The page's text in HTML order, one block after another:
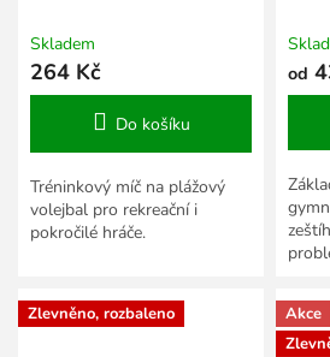
Skladem
264 Kč
Do košíku
Tréninkový míč na plážový
volejbal pro rekreační i
pokročilé hráče.
od
Zlevněno, rozbaleno
Akce